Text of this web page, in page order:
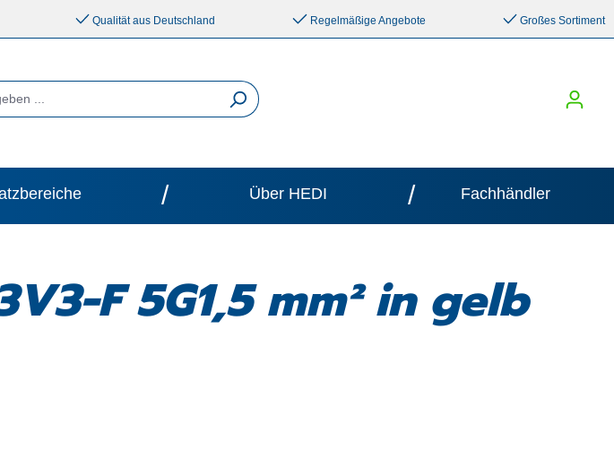
Qualität aus Deutschland Regelmäßige Angebote Großes Sortiment
/ Über HEDI / Fachhändler
F 5G1,5 mm² in gelb